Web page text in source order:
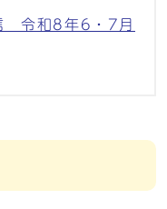
令和8年6・7月